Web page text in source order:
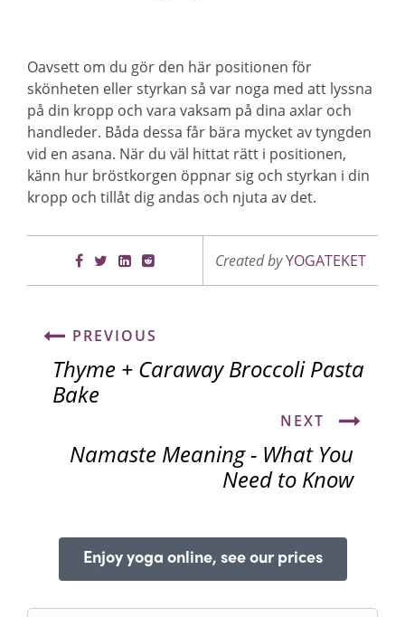
Oavsett om du gör den här positionen för
skönheten eller styrkan så var noga med att lyssna
på din kropp och vara vaksam på dina axlar och
handleder. Båda dessa får bära mycket av tyngden
vid en asana. När du väl hittat rätt i positionen,
känn hur bröstkorgen öppnar sig och styrkan i din
kropp och tillåt dig andas och njuta av det.
Created byYOGATEKET
PREVIOUS
Thyme + Caraway Broccoli Pasta
Bake
NEXT
Namaste Meaning - What You
Need to Know
Enjoy yoga online, see our prices